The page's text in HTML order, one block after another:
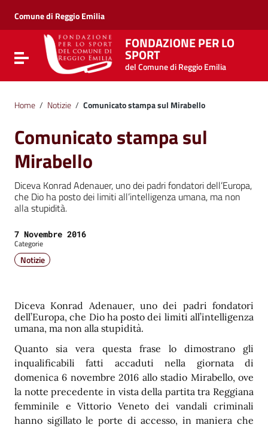
Vai al menu di navigazione
Vai al footer
Comune di Reggio Emilia
Attiva / disattiva la navigazione
FONDAZIONE PER LO
SPORT
del Comune di Reggio Emilia
Home / Notizie / Comunicato stampa sul Mirabello
Comunicato stampa sul
Mirabello
Diceva Konrad Adenauer, uno dei padri fondatori dell’Europa,
che Dio ha posto dei limiti all’intelligenza umana, ma non
alla stupidità.
Data:
7 Novembre 2016
Categorie
Notizie
Diceva Konrad Adenauer, uno dei padri fondatori
dell’Europa, che Dio ha posto dei limiti all’intelligenza
umana, ma non alla stupidità.
Quanto sia vera questa frase lo dimostrano gli
inqualificabili fatti accaduti nella giornata di
domenica 6 novembre 2016 allo stadio Mirabello, ove
la notte precedente in vista della partita tra Reggiana
femminile e Vittorio Veneto dei vandali criminali
hanno sigillato le porte di accesso, in maniera che